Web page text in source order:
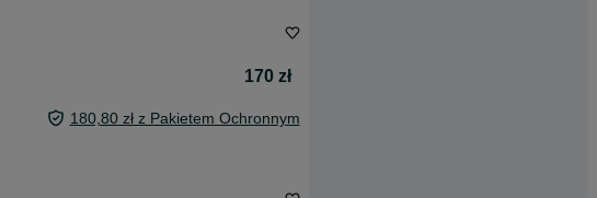
170 zł
180,80 zł z Pakietem Ochronnym